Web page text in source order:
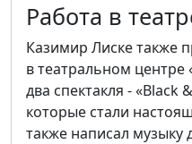
Работа в
Казимир Лиске также
в театральном центре
два спектакля - «Black
которые стали
также написал музыку